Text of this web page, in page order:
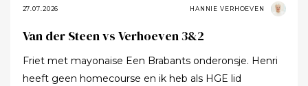
27.07.2026 HANNIE VERHOEVEN
Van der Steen vs Verhoeven 3&2
Friet met mayonaise Een Brabants onderonsje. Henri
heeft geen homecourse en ik heb als HGE lid